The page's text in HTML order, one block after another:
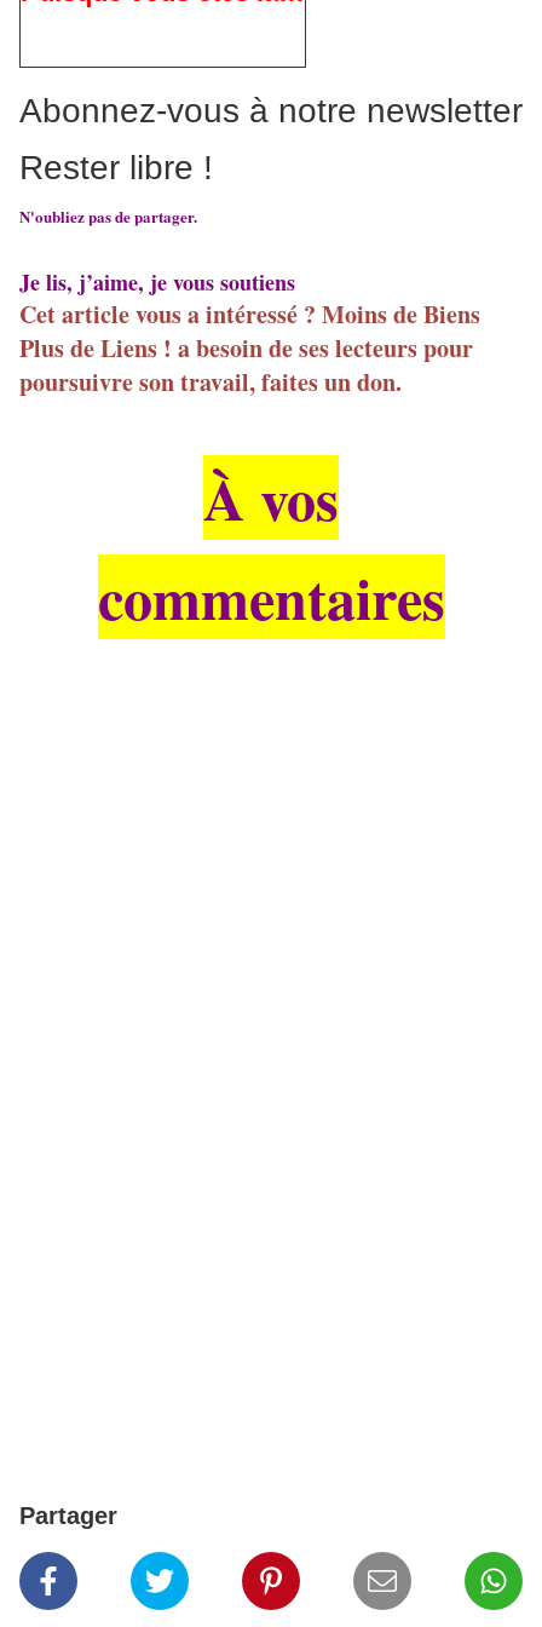
Abonnez-vous à notre newsletter
Rester libre !
N'oubliez pas de partager.
Je lis, j’aime, je vous soutiens
Cet article vous a intéressé ? Moins de Biens
Plus de Liens ! a besoin de ses lecteurs pour
poursuivre son travail, faites un don.
À vos
commentaires
Partager